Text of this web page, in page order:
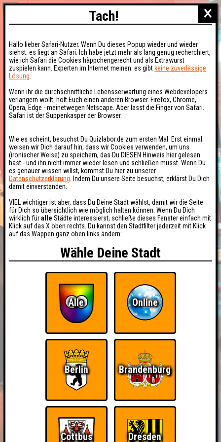
×
Tach!
Hallo lieber Safari-Nutzer. Wenn Du dieses Popup wieder und wieder
siehst: es liegt an Safari. Ich habe jetzt mehr als lang genug recherchiert,
wie ich Safari die Cookies häppchengerecht und als Extrawurst
zuspielen kann. Experten im Internet meinen: es gibt keine zuverlässige
Lösung
Wenn ihr die durchschnittliche Lebensserwartung eines Webdevelopers
verlängern wollt: holt Euch einen anderen Browser. Firefox, Chrome,
Opera, Edge - meinetwegen Netscape. Aber lasst die Finger von Safari.
Safari ist der Suppenkasper der Browser.
Wie es scheint, besuchst Du Quizlabor.de zum ersten Mal. Erst einmal
weisen wir Dich darauf hin, dass wir Cookies verwenden, um uns
(ironischer Weise) zu speichern, das Du DIESEN Hinweis hier gelesen
hast - und ihn nicht immer wieder lesen und schließen musst. Wenn Du
es genauer wissen willst, kommst Du hier zu unserer
Datenschutzerklärung . Indem Du unsere Seite besuchst, erklärst Du Dich
damit einverstanden.
VIEL wichtiger ist aber, dass Du Deine Stadt wählst, damit wir die Seite
für Dich so übersichtlich wie möglich halten können. Wenn Du Dich
wirklich füralle Städte interessierst, schließe dieses Fenster einfach mit
Klick auf das X oben rechts. Du kannst den Stadtfilter jederzeit mit Klick
auf das Wappen ganz oben links ändern:
Wähle Deine Stadt
Alle Online
Berlin Brandenburg
Cottbus Dresden